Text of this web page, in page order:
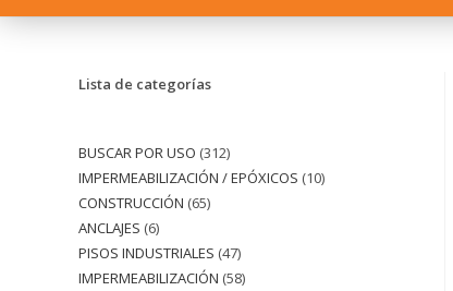
Lista de categorías
BUSCAR POR USO 312
IMPERMEABILIZACIÓN / EPÓXICOS 10
CONSTRUCCIÓN 65
ANCLAJES 6
PISOS INDUSTRIALES 47
IMPERMEABILIZACIÓN 58